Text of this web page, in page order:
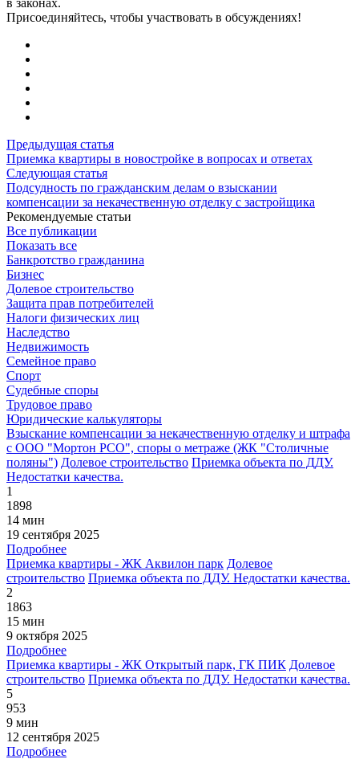
Присоединяйтесь, чтобы участвовать в обсуждениях!
Предыдущая статья
Приемка квартиры в новостройке в вопросах и ответах
Следующая статья
Подсудность по гражданским делам о взыскании
компенсации за некачественную отделку с застройщика
Рекомендуемые статьи
Все публикации
Показать все
Банкротство гражданина
Бизнес
Долевое строительство
Защита прав потребителей
Налоги физических лиц
Наследство
Недвижимость
Семейное право
Спорт
Судебные споры
Трудовое право
Юридические калькуляторы
Взыскание компенсации за некачественную отделку и штрафа
с ООО "Мортон РСО", споры о метраже (ЖК "Столичные
поляны") Долевое строительство Приемка объекта по ДДУ.
Недостатки качества.
1
1898
14 мин
19 сентября 2025
Подробнее
Приемка квартиры - ЖК Аквилон парк Долевое
строительство Приемка объекта по ДДУ. Недостатки качества.
2
1863
15 мин
9 октября 2025
Подробнее
Приемка квартиры - ЖК Открытый парк, ГК ПИК Долевое
строительство Приемка объекта по ДДУ. Недостатки качества.
5
953
9 мин
12 сентября 2025
Подробнее